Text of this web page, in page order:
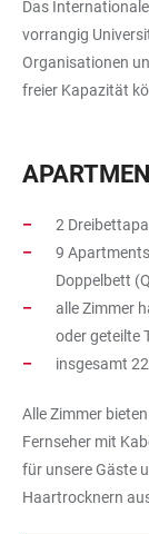
Das
vorrangig
Organisationen
freier Kapazität
2
9
Doppelbett
alle Zimmer
oder geteilte
insgesamt
Alle Zimmer
Fernseher mit
für unsere Gäste
Haartrocknern